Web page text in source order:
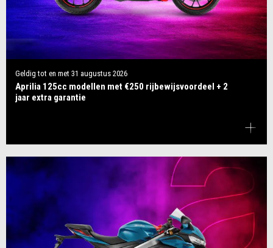
Geldig tot en met 31 augustus 2026
Aprilia 125cc modellen met €250 rijbewijsvoordeel + 2
jaar extra garantie